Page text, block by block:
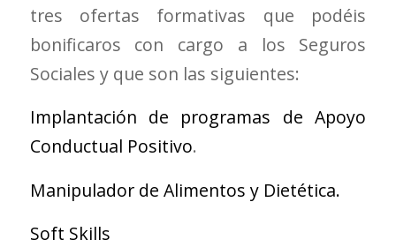
tres ofertas formativas que podéis
bonificaros con cargo a los Seguros
Sociales y que son las siguientes:
Implantación de programas de Apoyo
Conductual Positivo.
Manipulador de Alimentos y Dietética.
Soft Skills